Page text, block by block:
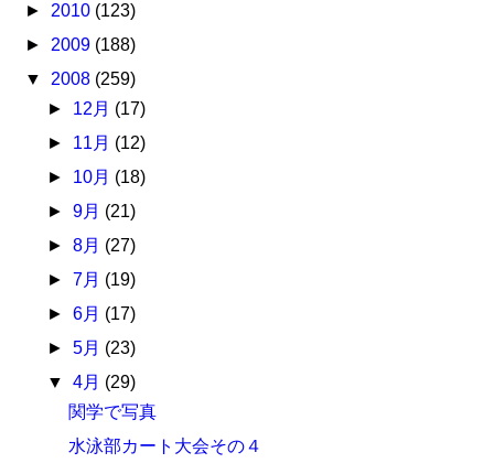
► 2010 (123)
► 2009 (188)
▼ 2008 (259)
► 12月 (17)
► 11月 (12)
► 10月 (18)
► 9月 (21)
► 8月 (27)
► 7月 (19)
► 6月 (17)
► 5月 (23)
▼ 4月 (29)
関学で写真
水泳部カート大会その４